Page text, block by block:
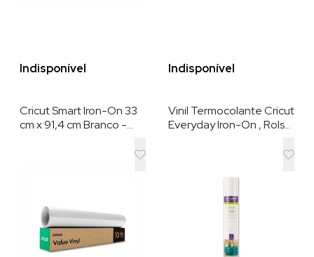
Indisponível Indisponível
Cricut Smart Iron-On 33
cm x 91,4 cm Branco -
Base de Corte. Perfeito
Vinil Termocolante Cricut
Everyday Iron-On , Rols